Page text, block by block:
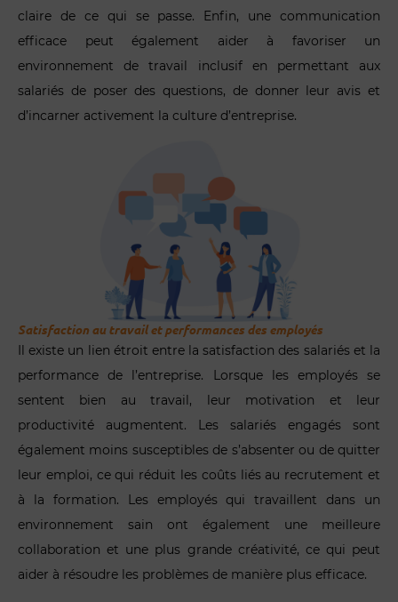
claire de ce qui se passe. Enfin, une communication
efficace peut également aider à favoriser un
environnement de travail inclusif en permettant aux
salariés de poser des questions, de donner leur avis et
d’incarner activement la culture d’entreprise.
Satisfaction au travail et performances des employés
Il existe un lien étroit entre la satisfaction des salariés et la
performance de l’entreprise. Lorsque les employés se
sentent bien au travail, leur motivation et leur
productivité augmentent. Les salariés engagés sont
également moins susceptibles de s’absenter ou de quitter
leur emploi, ce qui réduit les coûts liés au recrutement et
à la formation. Les employés qui travaillent dans un
environnement sain ont également une meilleure
collaboration et une plus grande créativité, ce qui peut
aider à résoudre les problèmes de manière plus efficace.